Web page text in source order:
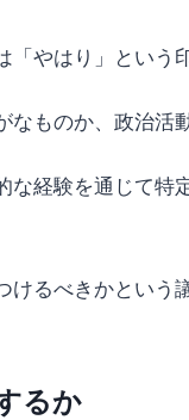
「やはり」という
ものか、政治活
な経験を通じて特
けるべきかという
るか